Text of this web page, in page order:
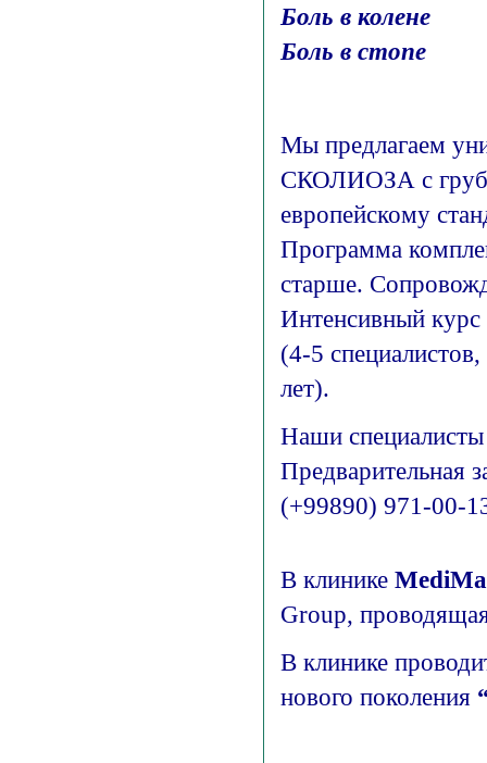
Боль в колене
Боль в стопе
Мы предлагаем
СКОЛИОЗА с
европейскому
Программа
старше.
Интенсивный
(4-5
лет).
Наши
Предварительная
(+99890) 971-00-
В клинике
Group,
В клинике
нового поколения